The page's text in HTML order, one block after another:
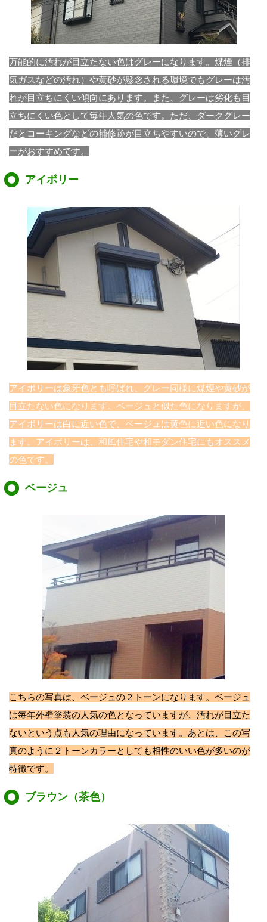
万能的に汚れが目立たない色はグレーになります。煤煙（排
気ガスなどの汚れ）や黄砂が懸念される環境でもグレーは汚
れが目立ちにくい傾向にあります。また、グレーは劣化も目
立ちにくい色として毎年人気の色です。ただ、ダークグレー
だとコーキングなどの補修跡が目立ちやすいので、薄いグレ
ーがおすすめです。
アイボリー
アイボリーは象牙色とも呼ばれ、グレー同様に煤煙や黄砂が
目立たない色になります。ベージュと似た色になりますが、
アイボリーは白に近い色で、ベージュは黄色に近い色になり
ます。アイボリーは、和風住宅や和モダン住宅にもオススメ
の色です。
ベージュ
こちらの写真は、ベージュの２トーンになります。ベージュ
は毎年外壁塗装の人気の色となっていますが、汚れが目立た
ないという点も人気の理由になっています。あとは、この写
真のように２トーンカラーとしても相性のいい色が多いのが
特徴です。
ブラウン（茶色）